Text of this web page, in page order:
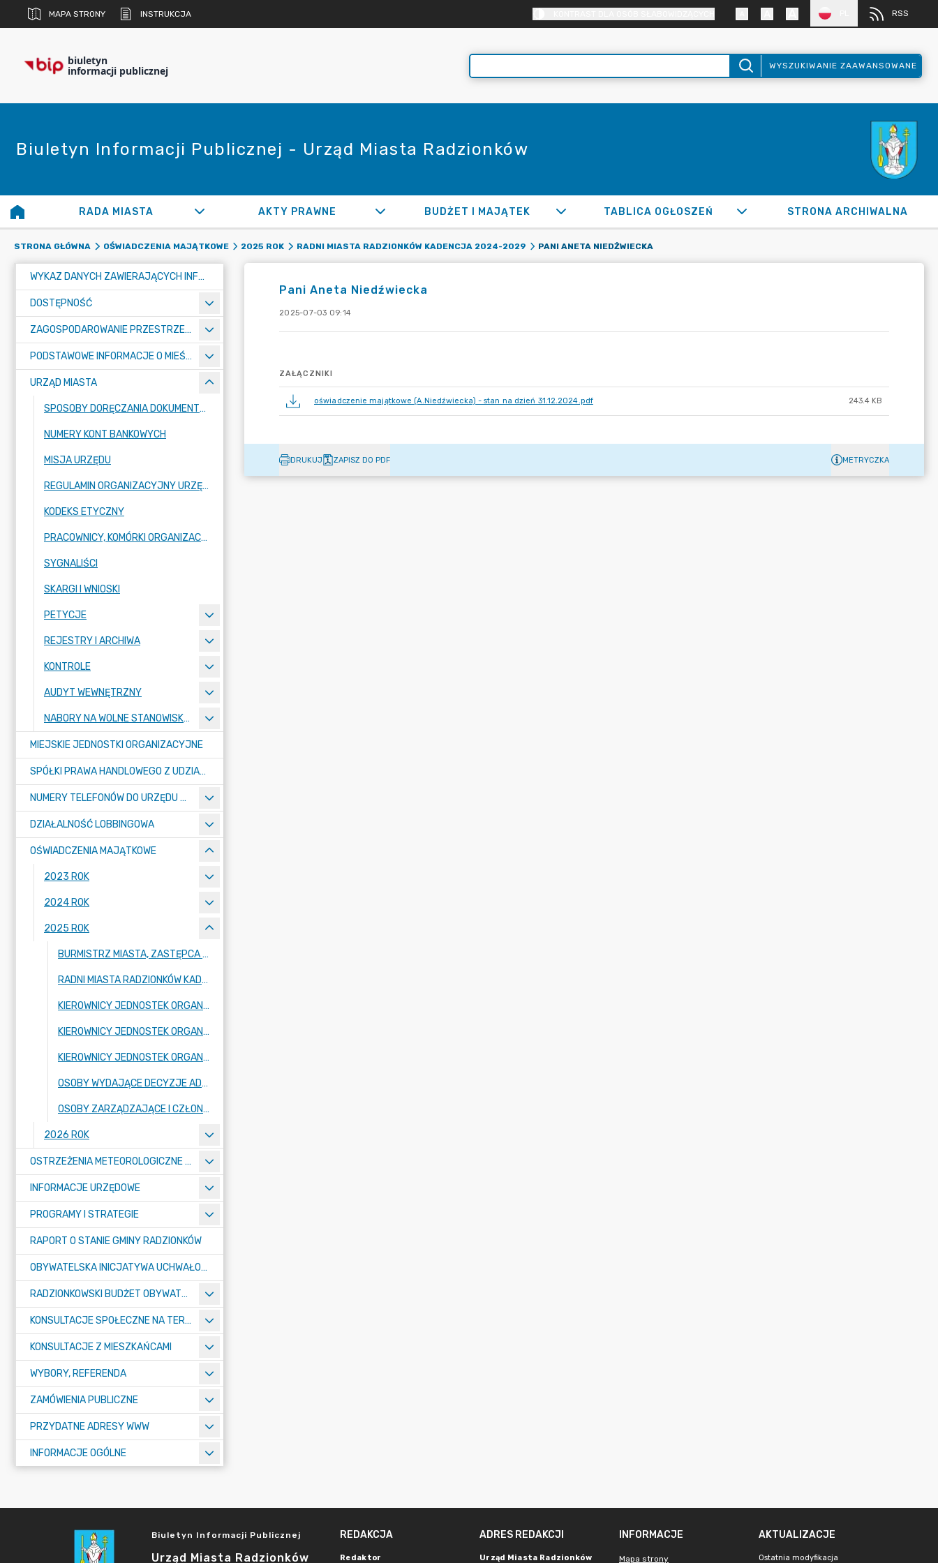
MAPA STRONY INSTRUKCJA RSS
biuletyn
informacji publicznej WYSZUKIWANIE ZAAWANSOWANE
Biuletyn Informacji Publicznej - Urząd Miasta Radzionków
RADA MIASTA AKTY PRAWNE BUDŻET I MAJĄTEK TABLICA OGŁOSZEŃ STRONA ARCHIWALNA
STRONA GŁÓWNA OŚWIADCZENIA MAJĄTKOWE 2025 ROK RADNI MIASTA RADZIONKÓW KADENCJA 2024-2029 PANI ANETA NIEDŹWIECKA
WYKAZ DANYCH ZAWIERAJĄCYCH INFORMACJE O ŚRODOWISKU I JEGO OCHRONIE
DOSTĘPNOŚĆ
ZAGOSPODAROWANIE PRZESTRZENNE
PODSTAWOWE INFORMACJE O MIEŚCIE
URZĄD MIASTA
SPOSOBY DORĘCZANIA DOKUMENTÓW DO URZĘDU MIASTA RADZIONKÓW
NUMERY KONT BANKOWYCH
MISJA URZĘDU
REGULAMIN ORGANIZACYJNY URZĘDU
KODEKS ETYCZNY
PRACOWNICY, KOMÓRKI ORGANIZACYJNE URZĘDU
SYGNALIŚCI
SKARGI I WNIOSKI
PETYCJE
REJESTRY I ARCHIWA
KONTROLE
AUDYT WEWNĘTRZNY
NABORY NA WOLNE STANOWISKA PRACY
MIEJSKIE JEDNOSTKI ORGANIZACYJNE
SPÓŁKI PRAWA HANDLOWEGO Z UDZIAŁEM GMINY
NUMERY TELEFONÓW DO URZĘDU MIASTA, MIEJSKICH JEDNOSTEK ORGANIZACYJNYCH ORAZ SPÓŁEK PRAWA HANDLOWEGO Z UDZIAŁEM GMINY
DZIAŁALNOŚĆ LOBBINGOWA
OŚWIADCZENIA MAJĄTKOWE
2023 ROK
2024 ROK
2025 ROK
BURMISTRZ MIASTA, ZASTĘPCA BURMISTRZA MIASTA, SEKRETARZ MIASTA, SKARBNIK MIASTA
RADNI MIASTA RADZIONKÓW KADENCJA 2024-2029
KIEROWNICY JEDNOSTEK ORGANIZACYJNYCH - SZKOŁY, PRZEDSZKOLA
KIEROWNICY JEDNOSTEK ORGANIZACYJNYCH GMINY - JEDNOSTKI BUDŻETOWE
KIEROWNICY JEDNOSTEK ORGANIZACYJNYCH - INSTYTUCJE KULTURY
OSOBY WYDAJĄCE DECYZJE ADMINISTRACYJNE W IMIENIU BURMISTRZA MIASTA
OSOBY ZARZĄDZAJĄCE I CZŁONKOWIE ORGANÓW ZARZĄDZAJĄCYCH GMINNYMI OSOBAMI PRAWNYMI
2026 ROK
OSTRZEŻENIA METEOROLOGICZNE O ZŁYM STANIE POWIETRZA I INNE
INFORMACJE URZĘDOWE
PROGRAMY I STRATEGIE
RAPORT O STANIE GMINY RADZIONKÓW
OBYWATELSKA INICJATYWA UCHWAŁODAWCZA
RADZIONKOWSKI BUDŻET OBYWATELSKI
KONSULTACJE SPOŁECZNE NA TERENIE MIASTA RADZIONKÓW
KONSULTACJE Z MIESZKAŃCAMI
WYBORY, REFERENDA
ZAMÓWIENIA PUBLICZNE
PRZYDATNE ADRESY WWW
INFORMACJE OGÓLNE
Pani Aneta Niedźwiecka
2025-07-03 09:14
ZAŁĄCZNIKI
oświadczenie majątkowe (A.Niedźwiecka) - stan na dzień 31.12.2024.pdf 243.4 KB
DRUKUJ ZAPISZ DO PDF METRYCZKA
Biuletyn Informacji Publicznej
Urząd Miasta Radzionków
REDAKCJA
Redaktor
ADRES REDAKCJI
Urząd Miasta Radzionków
INFORMACJE
Mapa strony
AKTUALIZACJE
Ostatnia modyfikacja